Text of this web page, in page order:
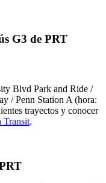
G3 de PRT
Blvd Park and Ride /
/ Penn Station A (hora:
trayectos y conocer
Transit.